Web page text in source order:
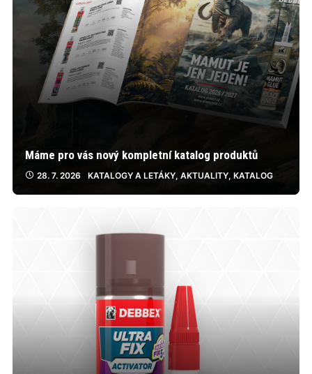
Máme pro vás nový kompletní katalog produktů
28. 7. 2026 KATALOGY A LETÁKY, AKTUALITY, KATALOG